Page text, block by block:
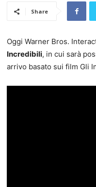
Share
Oggi Warner Bros.
Incredibili, in cui sarà
arrivo basato sui film Gli